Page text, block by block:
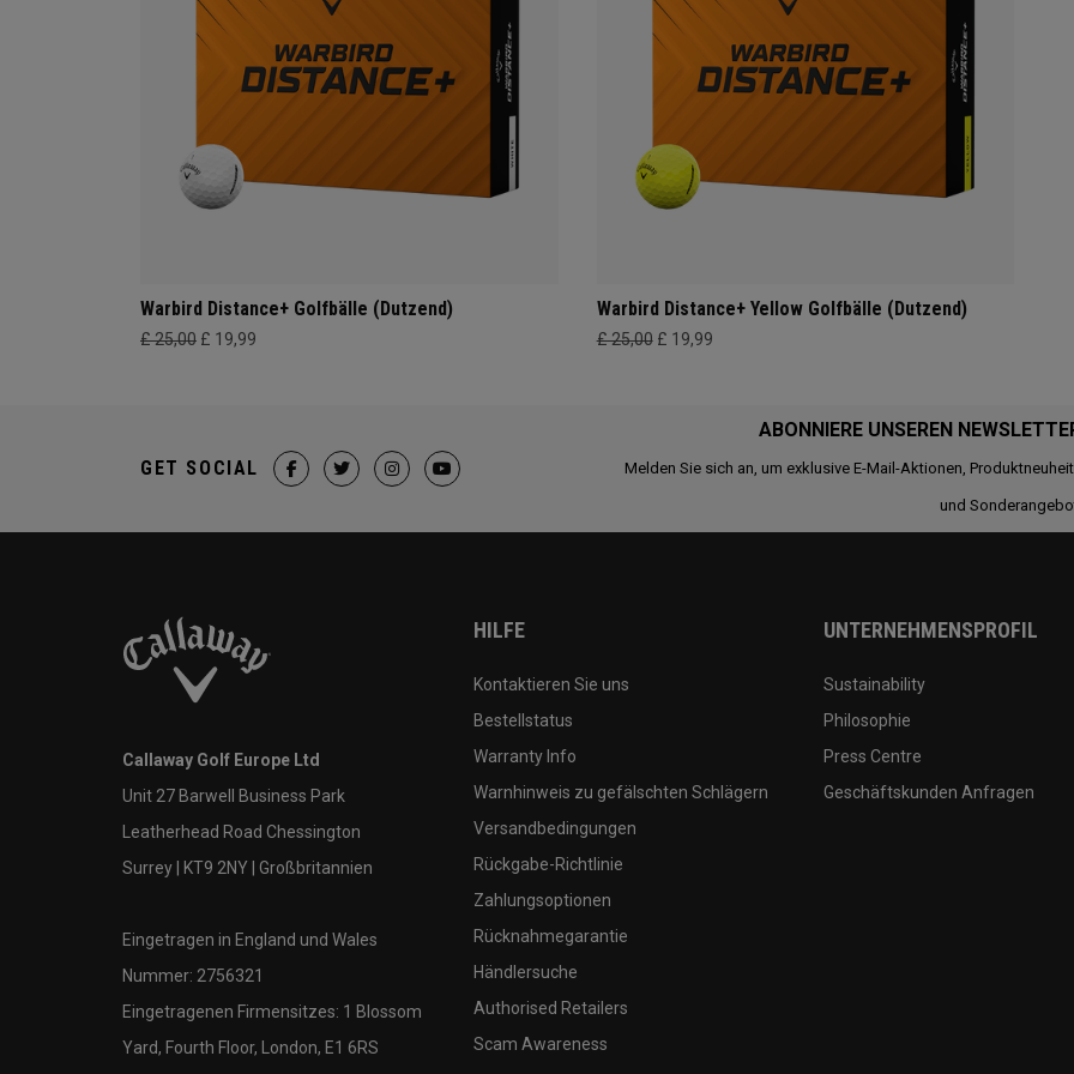
Warbird Distance+ Golfbälle (Dutzend)
£ 25,00 £ 19,99
Warbird Distance+ Yellow Golfbälle (Dutzend)
£ 25,00 £ 19,99
ABONNIERE UNSEREN
Melden Sie sich an, um exklusive E-Mail-Aktionen,
und
GET SOCIAL
Callaway Golf Europe Ltd
Unit 27 Barwell Business Park
Leatherhead Road Chessington
Surrey | KT9 2NY | Großbritannien
Eingetragen in England und Wales
Nummer: 2756321
Eingetragenen Firmensitzes: 1 Blossom
Yard, Fourth Floor, London, E1 6RS
HILFE
Kontaktieren Sie uns
Bestellstatus
Warranty Info
Warnhinweis zu gefälschten Schlägern
Versandbedingungen
Rückgabe-Richtlinie
Zahlungsoptionen
Rücknahmegarantie
Händlersuche
Authorised Retailers
Scam Awareness
UNTERNEHMENSPROFIL
Sustainability
Philosophie
Press Centre
Geschäftskunden Anfragen